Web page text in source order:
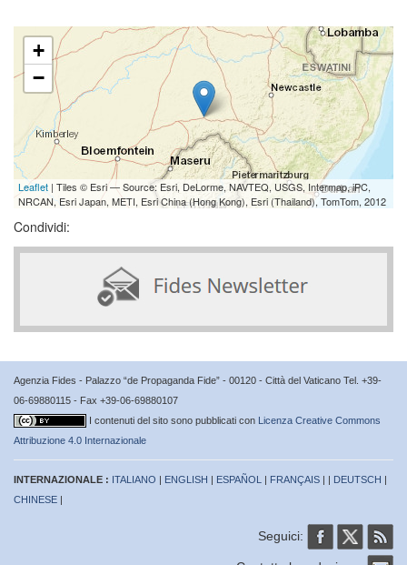
+
−
Leaflet | Tiles © Esri — Source: Esri, DeLorme, NAVTEQ, USGS, Intermap, iPC,
NRCAN, Esri Japan, METI, Esri China (Hong Kong), Esri (Thailand), TomTom, 2012
Condividi:
Agenzia Fides - Palazzo “de Propaganda Fide” - 00120 - Città del Vaticano Tel. +39-
06-69880115 - Fax +39-06-69880107
I contenuti del sito sono pubblicati con Licenza Creative Commons
Attribuzione 4.0 Internazionale
INTERNAZIONALE : ITALIANO | ENGLISH | ESPAÑOL | FRANÇAIS | | DEUTSCH |
CHINESE |
Seguici: